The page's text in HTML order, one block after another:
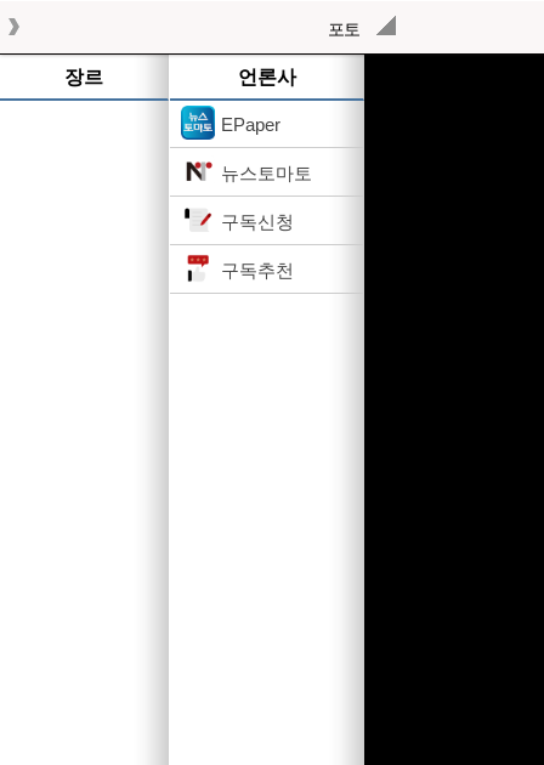
포토
장르 언론사
EPaper
뉴스토마토
구독신청
구독추천
작성된 기사가 없습니다.